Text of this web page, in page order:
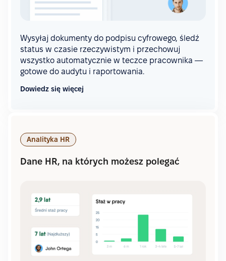
Wysyłaj dokumenty do podpisu cyfrowego, śledź
status w czasie rzeczywistym i przechowuj
wszystko automatycznie w teczce pracownika —
gotowe do audytu i raportowania.
Dowiedz się więcej
Analityka HR
Dane HR, na których możesz polegać